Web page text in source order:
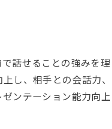
話せることの強みを理
し、相手との会話力、
ンテーション能力向上